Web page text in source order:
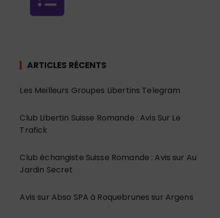
ARTICLES RÉCENTS
Les Meilleurs Groupes Libertins Telegram
Club Libertin Suisse Romande : Avis Sur Le
Trafick
Club échangiste Suisse Romande : Avis sur Au
Jardin Secret
Avis sur Abso SPA à Roquebrunes sur Argens